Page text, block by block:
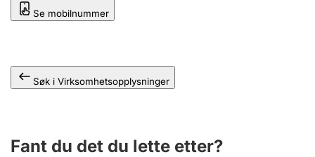
Se mobilnummer
Søk i Virksomhetsopplysninger
Fant du det du lette etter?